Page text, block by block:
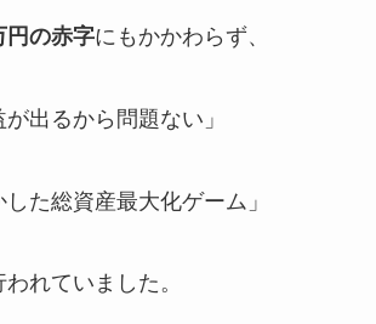
円の赤字にもかかわらず、
が出るから問題ない」
した総資産最大化ゲーム」
れていました。